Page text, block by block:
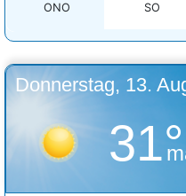
ONO
SO
Donnerstag, 13.